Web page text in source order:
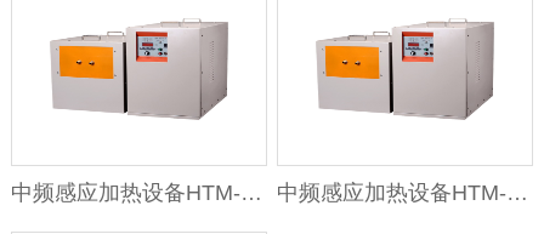
中频感应加热设备HTM-45AB 45K 中频感应加热设备HTM-35AB / 3